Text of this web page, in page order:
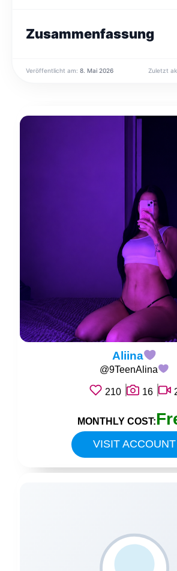
Zusammenfassung
Veröffentlicht am: 8. Mai 2026 Zuletzt
Aliina
@9TeenAlina
210 16
VISIT ACCOUNT
MONTHLY COST: